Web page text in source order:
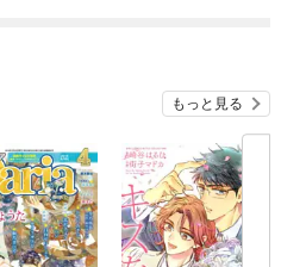
もっと見る